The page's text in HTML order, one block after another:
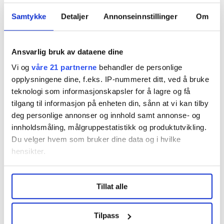
Samtykke Detaljer Annonseinnstillinger Om
Ansvarlig bruk av dataene dine
Vi og våre 21 partnerne behandler de personlige
opplysningene dine, f.eks. IP-nummeret ditt, ved å bruke
teknologi som informasjonskapsler for å lagre og få
tilgang til informasjon på enheten din, sånn at vi kan tilby
deg personlige annonser og innhold samt annonse- og
innholdsmåling, målgruppestatistikk og produktutvikling.
Du velger hvem som bruker dine data og i hvilke
hensikter.
Undermer infokan du lese om hvordan dine personlige
data behandles og hvordan du kan velge hvordan de skal
brukes. Du kan hele tiden endre eller trekke tilbake ditt
samtykke fra erklæringen om informasjonskapsler.
Tillat alle
Tilpass
Må kontrolleres
Sagmyr understreker at den nye lærlingklausulen også
må kontrolleres, slik at det faktisk er lærlinger som
utfører arbeid på de offentlige prosjektene.
Byggebransjens Uropatrulje er Trøndelags- avdelingen
av Fair Play Bygg Norge, en organisasjon som arbeider
for å avsløre arbeidslivskriminalitet og sosial dumping.
– ble beskyldt for blodhevn
Denne artikkelen erover to år gammel.